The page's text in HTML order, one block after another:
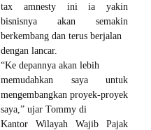
tax amnesty ini ia yakin
bisnisnya akan semakin
berkembang dan terus berjalan
dengan lancar.
“Ke depannya akan lebih
memudahkan saya untuk
mengembangkan proyek-proyek
saya,” ujar Tommy di
Kantor Wilayah Wajib Pajak